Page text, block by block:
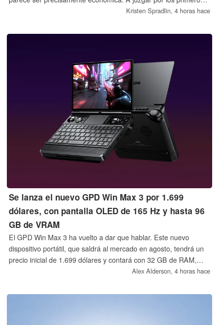
precios en Asia, el nuevo F-91WF podría venderse por casi el
Kristen Spradlin, 4 horas hace
Se lanza el nuevo GPD Win Max 3 por 1.699
dólares, con pantalla OLED de 165 Hz y hasta 96
GB de VRAM
El GPD Win Max 3 ha vuelto a dar que hablar. Este nuevo
dispositivo portátil, que saldrá al mercado en agosto, tendrá un
precio inicial de 1.699 dólares y contará con 32 GB de RAM,
una pantalla OLED de 165 Hz y un procesador AMD Strix Halo.
Max 2, con hasta 128 GB de RAM y 4 TB de almacenamiento.
Alex Alderson, 4 horas hace